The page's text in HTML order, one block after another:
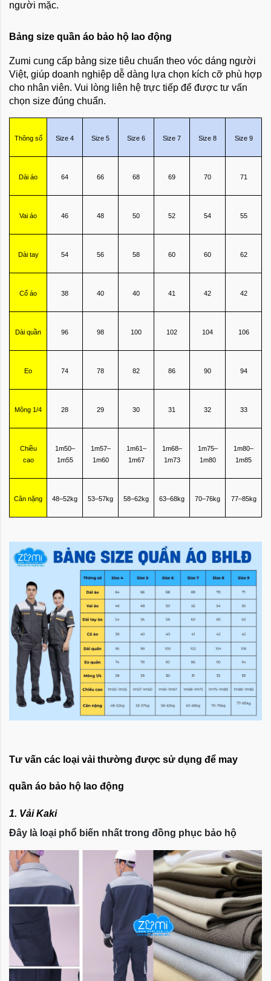
người mặc.
Bảng size quần áo bảo hộ lao động
Zumi cung cấp bảng size tiêu chuẩn theo vóc dáng người
Việt, giúp doanh nghiệp dễ dàng lựa chọn kích cỡ phù hợp
cho nhân viên. Vui lòng liên hệ trực tiếp để được tư vấn
chọn size đúng chuẩn.
Thông số Size 4 Size 5 Size 6 Size 7 Size 8 Size 9
Dài áo 64 66 68 69 70 71
Vai áo 46 48 50 52 54 55
Dài tay 54 56 58 60 60 62
Cổ áo 38 40 40 41 42 42
Dài quần 96 98 100 102 104 106
Eo 74 78 82 86 90 94
Mông 1/4 28 29 30 31 32 33
Chiều
cao
1m50–
1m55
1m57–
1m60
1m61–
1m67
1m68–
1m73
1m75–
1m80
1m80–
1m85
Cân nặng 48–52kg 53–57kg 58–62kg 63–68kg 70–76kg 77–85kg
Tư vấn các loại vải thường được sử dụng để may
quần áo bảo hộ lao động
1. Vải Kaki
Đây là loại phổ biến nhất trong đồng phục bảo hộ